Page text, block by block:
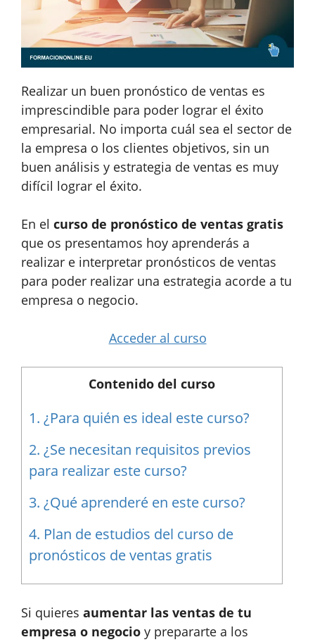
Realizar un buen pronóstico de ventas es
imprescindible para poder lograr el éxito
empresarial. No importa cuál sea el sector de
la empresa o los clientes objetivos, sin un
buen análisis y estrategia de ventas es muy
difícil lograr el éxito.
En el curso de pronóstico de ventas gratis
que os presentamos hoy aprenderás a
realizar e interpretar pronósticos de ventas
para poder realizar una estrategia acorde a tu
empresa o negocio.
Acceder al curso
Contenido del curso
1. ¿Para quién es ideal este curso?
2. ¿Se necesitan requisitos previos
para realizar este curso?
3. ¿Qué aprenderé en este curso?
4. Plan de estudios del curso de
pronósticos de ventas gratis
Si quieres aumentar las ventas de tu
empresa o negocio y prepararte a los